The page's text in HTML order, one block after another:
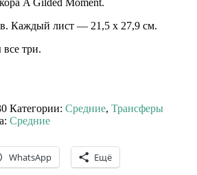
A Gilded Moment.
Каждый лист — 21,5 х 27,9 см.
три.
Категории: Средние, Трансферы
Средние
WhatsApp Ещё